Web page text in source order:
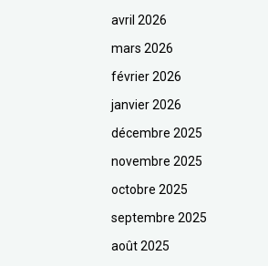
avril 2026
mars 2026
février 2026
janvier 2026
décembre 2025
novembre 2025
octobre 2025
septembre 2025
août 2025